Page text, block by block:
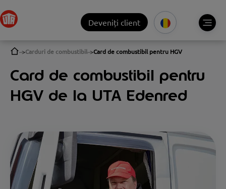
Deveniți client
Carduri de combustibil Card de combustibil pentru HGV
Card de combustibil pentru
HGV de la UTA Edenred